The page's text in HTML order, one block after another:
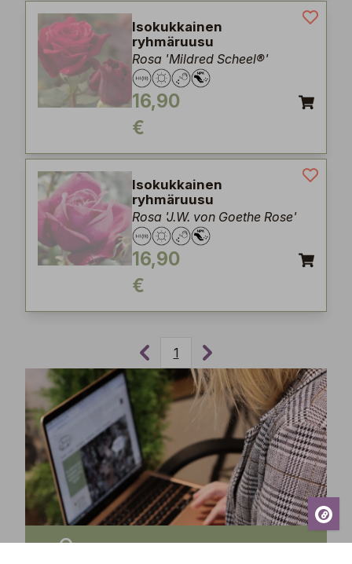
Isokukkainen
ryhmäruusu
Rosa 'Mildred Scheel®'
16,90
€
Isokukkainen
ryhmäruusu
Rosa 'J.W. von Goethe Rose'
16,90
€
1